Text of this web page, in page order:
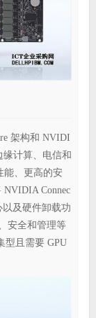
架构和 NVIDI
缘计算、电信和
能、更高的安
Connec
及硬件卸载功
安全和管理等
型且需要 GPU